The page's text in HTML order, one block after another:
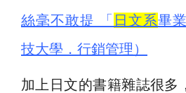
絲毫不敢提 「 日文系畢
技大學．行銷管理）
加上日文的書籍雜誌很多